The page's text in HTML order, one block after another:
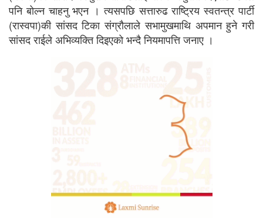
पनि बोल्न चाहनु भएन । त्यसपछि सत्तारुढ राष्ट्रिय स्वतन्त्र पार्टी
(रास्वपा)की सांसद टिका संग्रौलाले सभामुखमाथि अपमान हुने गरी
सांसद राईले अभिव्यक्ति दिइएको भन्दै नियमापत्ति जनाए ।